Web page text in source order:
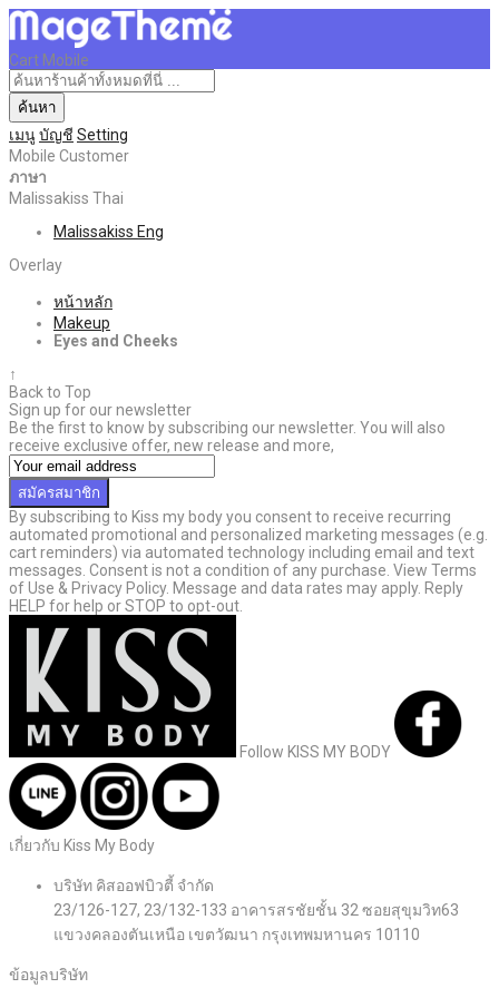
Cart Mobile
ค้นหา
เมนูบัญชี Setting
Mobile Customer
ภาษา
Malissakiss Thai
Malissakiss Eng
Overlay
หน้าหลัก
Makeup
Eyes and Cheeks
↑
Back to Top
Sign up for our newsletter
Be the first to know by subscribing our newsletter. You will also
receive exclusive offer, new release and more,
สมัครสมาชิก
By subscribing to Kiss my body you consent to receive recurring
automated promotional and personalized marketing messages (e.g.
cart reminders) via automated technology including email and text
messages. Consent is not a condition of any purchase. View Terms
of Use & Privacy Policy. Message and data rates may apply. Reply
HELP for help or STOP to opt-out.
Follow KISS MY BODY
เกี่ยวกับ Kiss My Body
บริษัท คิสออฟบิวตี้ จำกัด
23/126-127, 23/132-133 อาคารสรชัยชั้น 32 ซอยสุขุมวิท63
แขวงคลองตันเหนือ เขตวัฒนา กรุงเทพมหานคร 10110
ข้อมูลบริษัท